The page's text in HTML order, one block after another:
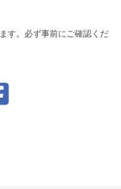
す。必ず事前にご確認くだ